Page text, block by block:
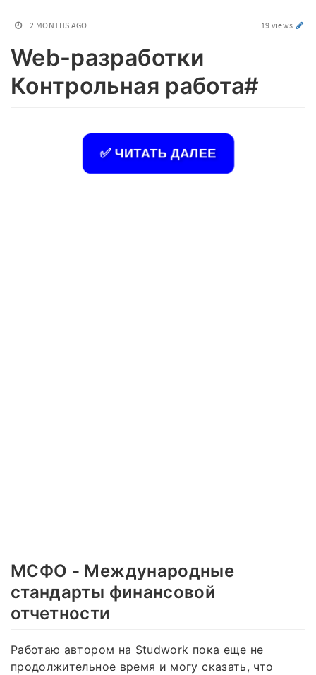
2 MONTHS AGO 19 views
Web-разработки
Контрольная работа#
✅ ЧИТАТЬ ДАЛЕЕ
МСФО - Международные
стандарты финансовой
отчетности
Работаю автором на Studwork пока еще не
продолжительное время и могу сказать, что